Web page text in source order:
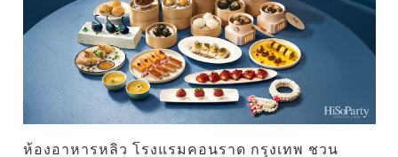
ห้องอาหารหลิว โรงแรมคอนราด กรุงเทพ ชวน